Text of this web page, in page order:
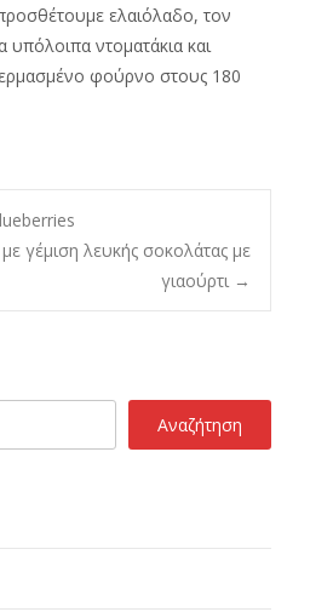
ελαιόλαδο, τον
ντοματάκια και
φούρνο στους 180
γέμιση λευκής σοκολάτας με
γιαούρτι →
Αναζήτηση